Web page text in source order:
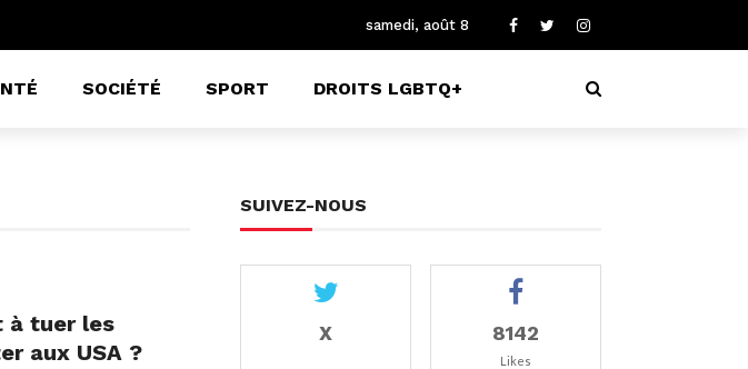
samedi, août 8
SOCIÉTÉ SPORT DROITS LGBTQ+
à tuer les
aux USA ?
SUIVEZ-NOUS
X 8142
Likes